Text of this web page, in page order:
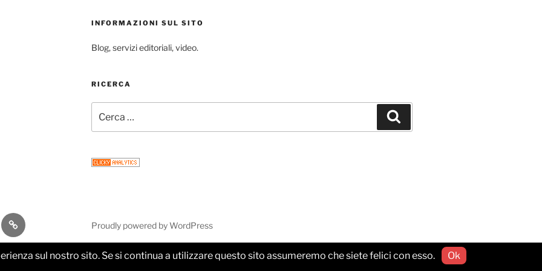
INFORMAZIONI SUL SITO
Blog, servizi editoriali, video.
RICERCA
Email Proudly powered by WordPress
sul nostro sito. Se si continua a utilizzare questo sito assumeremo che siete felici con esso. Ok